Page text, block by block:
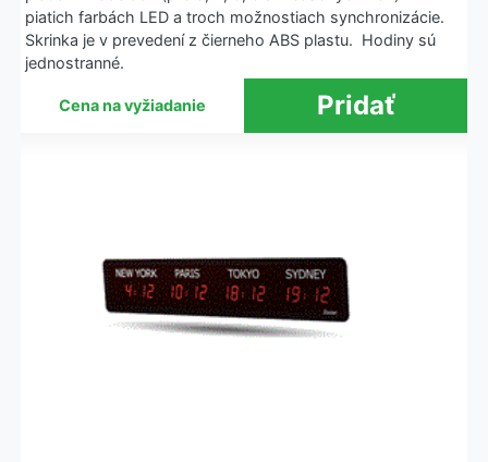
piatich farbách LED a troch možnostiach synchronizácie.
Skrinka je v prevedení z čierneho ABS plastu. Hodiny sú
jednostranné.
Cena na vyžiadanie